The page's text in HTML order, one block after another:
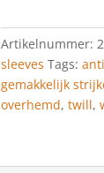
Zakelijk
Overhemd,
Modern
Kent,
Wit
Artikelnummer:
sleeves Tags:
gemakkelijk
overhemd,twill,